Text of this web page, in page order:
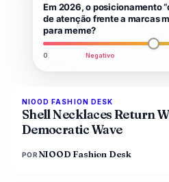
Em 2026, o posicionamento
de atenção frente a marcas
para meme?
0 Negativo
NIOOD FASHION DESK
Shell Necklaces Return
Democratic Wave
POR NIOOD Fashion Desk